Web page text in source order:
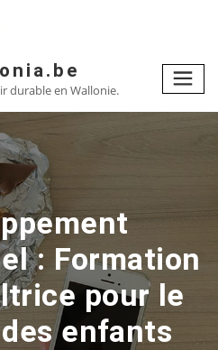
durable en Wallonie.
: Formation
pour le
enfants